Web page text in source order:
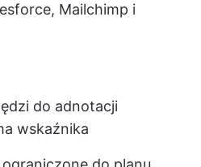
Mailchimp i
do adnotacji
wskaźnika